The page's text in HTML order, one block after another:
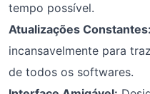
tempo possível.
Atualizações Constantes:
incansavelmente para
de todos os softwares.